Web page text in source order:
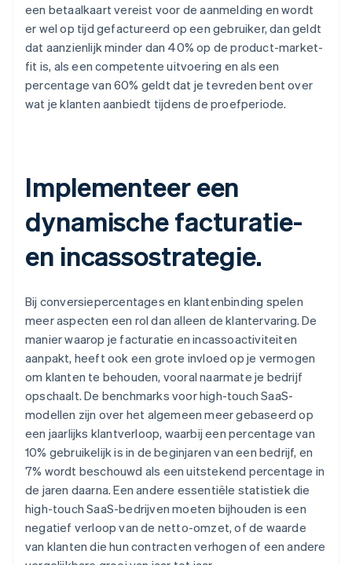
een betaalkaart vereist voor de aanmelding en wordt
er wel op tijd gefactureerd op een gebruiker, dan geldt
dat aanzienlijk minder dan 40% op de product-market-
fit is, als een competente uitvoering en als een
percentage van 60% geldt dat je tevreden bent over
wat je klanten aanbiedt tijdens de proefperiode.
Implementeer een
dynamische facturatie-
en incassostrategie.
Bij conversiepercentages en klantenbinding spelen
meer aspecten een rol dan alleen de klantervaring. De
manier waarop je facturatie en incassoactiviteiten
aanpakt, heeft ook een grote invloed op je vermogen
om klanten te behouden, vooral naarmate je bedrijf
opschaalt. De benchmarks voor high-touch SaaS-
modellen zijn over het algemeen meer gebaseerd op
een jaarlijks klantverloop, waarbij een percentage van
10% gebruikelijk is in de beginjaren van een bedrijf, en
7% wordt beschouwd als een uitstekend percentage in
de jaren daarna. Een andere essentiële statistiek die
high-touch SaaS-bedrijven moeten bijhouden is een
negatief verloop van de netto-omzet, of de waarde
van klanten die hun contracten verhogen of een andere